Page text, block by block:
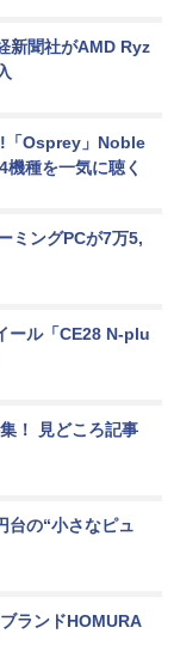
新聞社がAMD Ryz
!「Osprey」Noble
種を一気に聴く
ミングPCが7万5,
ール「CE28 N-plu
！ 見どころ記事
台の“小さなピュ
ランドHOMURA